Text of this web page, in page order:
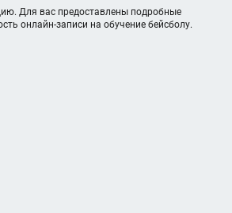
Для вас предоставлены подробные
онлайн-записи на обучение бейсболу.